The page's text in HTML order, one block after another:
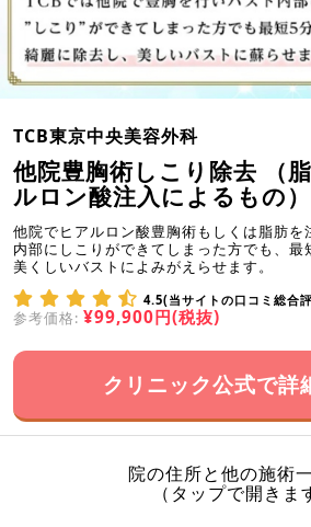
TCB東京中央美容外科
他院豊胸術しこり除去 （
ルロン酸注入によるもの）
他院でヒアルロン酸豊胸術もしくは脂肪を
内部にしこりができてしまった方でも、最
美くしいバストによみがえらせます。
4.5(当サイトの口コミ総合
参考価格: ¥99,900円(税抜)
クリニック公式で詳
院の住所と他の施術
（タップで開きま